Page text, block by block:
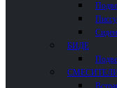
БИДЕ